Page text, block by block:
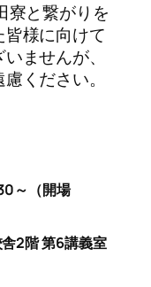
寮と繋がりを
様に向けて
ませんが、
ください。
～（開場
2階 第6講義室